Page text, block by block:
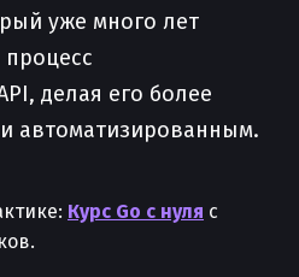
уже много лет
процесс
делая его более
автоматизированным.
Курс Go с нуля с